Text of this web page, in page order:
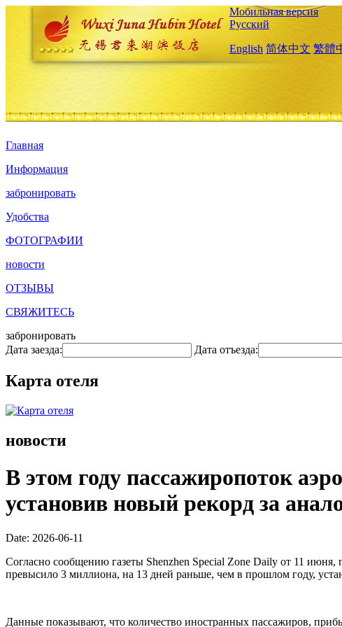
Мобильная версия
Русский
English 简体中文 繁體
Главная
Информация
забронировать
Удобства
ФОТОГРАФИИ
новости
ОТЗЫВЫ
СВЯЖИТЕСЬ
забронировать
Дата заезда:
Дата отъезда:
Карта отеля
новости
В этом году пассажиропоток
установив новый рекорд за
Date: 2026-06-11
Согласно сообщению газеты Shenzhen Special Zone Daily от 11
превысило 3 миллиона, на 13 дней раньше, чем в прошлом году,
Данные показывают, что количество иностранных пассажиров,